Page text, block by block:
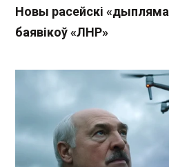
Новы расейскі
баявікоў «ЛНР»